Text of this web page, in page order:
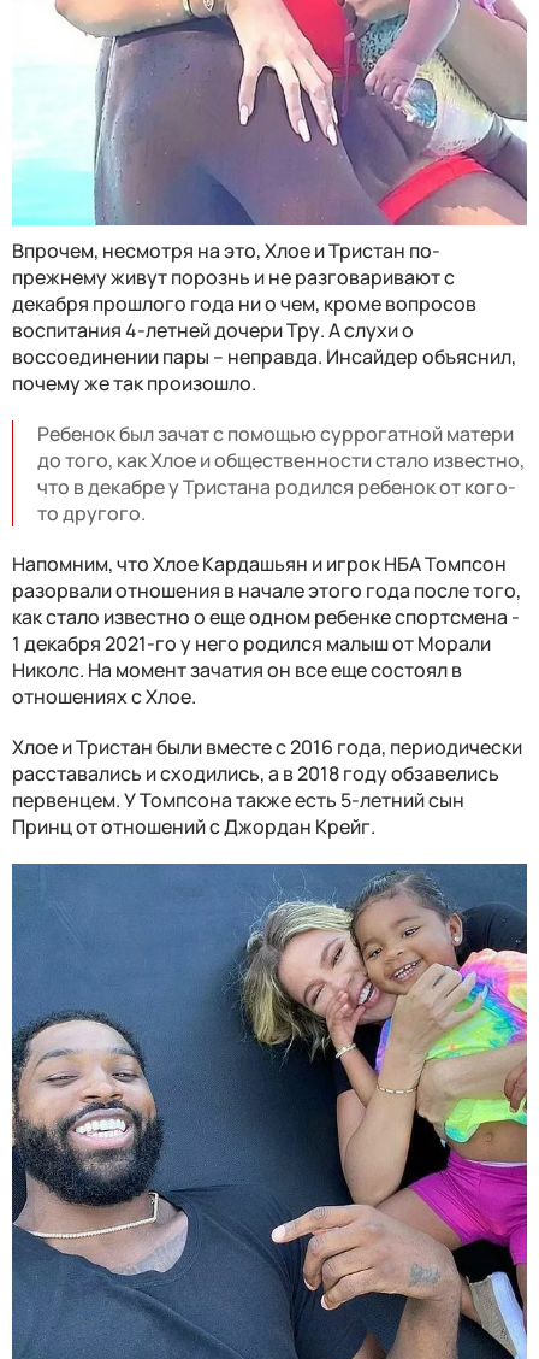
Впрочем, несмотря на это, Хлое и Тристан по-
прежнему живут порознь и не разговаривают с
декабря прошлого года ни о чем, кроме вопросов
воспитания 4-летней дочери Тру. А слухи о
воссоединении пары – неправда. Инсайдер объяснил,
почему же так произошло.
Ребенок был зачат с помощью суррогатной матери
до того, как Хлое и общественности стало известно,
что в декабре у Тристана родился ребенок от кого-
то другого.
Напомним, что Хлое Кардашьян и игрок НБА Томпсон
разорвали отношения в начале этого года после того,
как стало известно о еще одном ребенке спортсмена -
1 декабря 2021-го у него родился малыш от Морали
Николс. На момент зачатия он все еще состоял в
отношениях с Хлое.
Хлое и Тристан были вместе с 2016 года, периодически
расставались и сходились, а в 2018 году обзавелись
первенцем. У Томпсона также есть 5-летний сын
Принц от отношений с Джордан Крейг.